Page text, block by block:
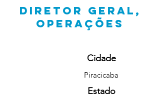
DIRETOR GERAL,
OPERAÇÕES
Cidade
Piracicaba
Estado